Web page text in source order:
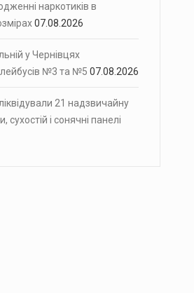
наркотиків в
07.08.2026
у Чернівцях
№3 та №5 07.08.2026
21 надзвичайну
сухостій і сонячні панелі